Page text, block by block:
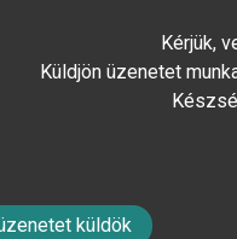
Kérjük,
Küldjön üzenetet
küldök